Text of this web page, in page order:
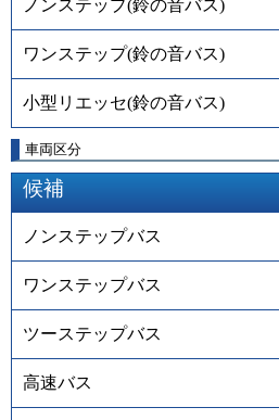
ノンステップ(鈴の音バス)
ワンステップ(鈴の音バス)
小型リエッセ(鈴の音バス)
車両区分
候補
ノンステップバス
ワンステップバス
ツーステップバス
高速バス